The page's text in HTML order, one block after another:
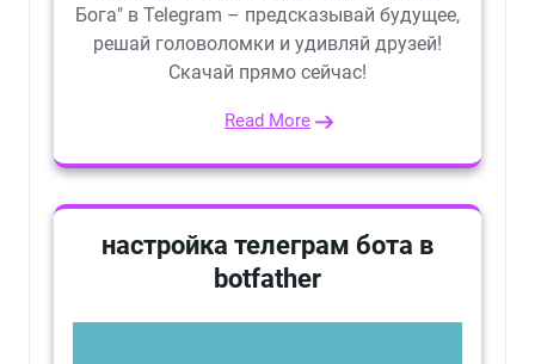
Бога" в Telegram – предсказывай будущее,
решай головоломки и удивляй друзей!
Скачай прямо сейчас!
Read More
настройка телеграм бота в
botfather